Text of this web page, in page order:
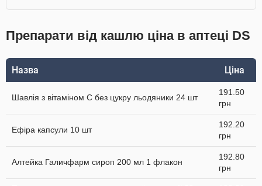
Препарати від кашлю ціна в аптеці DS
Назва Ціна
Шавлія з вітаміном С без цукру льодяники 24 шт
191.50
грн
Ефіра капсули 10 шт
192.20
грн
Алтейка Галичфарм сироп 200 мл 1 флакон
192.80
грн